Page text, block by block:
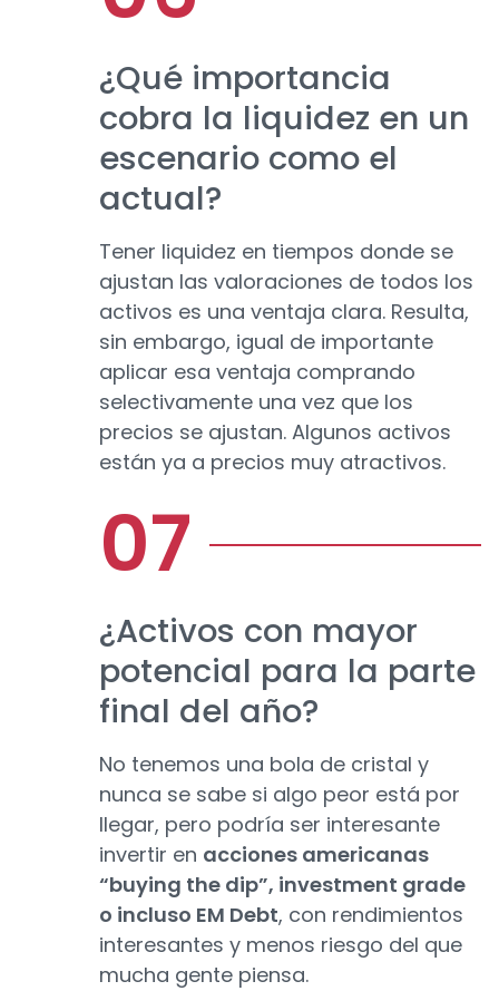
¿Qué importancia
cobra la liquidez en un
escenario como el
actual?
Tener liquidez en tiempos donde se
ajustan las valoraciones de todos los
activos es una ventaja clara. Resulta,
sin embargo, igual de importante
aplicar esa ventaja comprando
selectivamente una vez que los
precios se ajustan. Algunos activos
están ya a precios muy atractivos.
¿Activos con mayor
potencial para la parte
final del año?
No tenemos una bola de cristal y
nunca se sabe si algo peor está por
llegar, pero podría ser interesante
invertir en acciones americanas
“buying the dip”, investment grade
o incluso EM Debt, con rendimientos
interesantes y menos riesgo del que
mucha gente piensa.